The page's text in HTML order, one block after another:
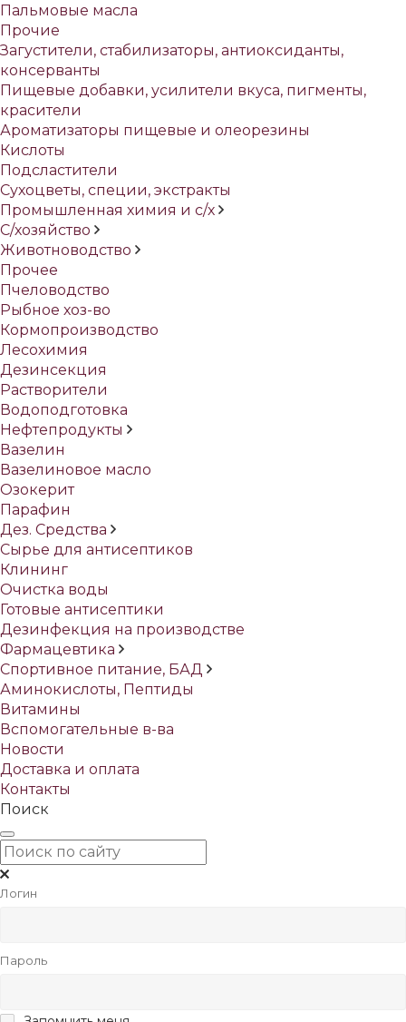
Пальмовые масла
Прочие
Загустители, стабилизаторы, антиоксиданты,
консерванты
Пищевые добавки, усилители вкуса, пигменты,
красители
Ароматизаторы пищевые и олеорезины
Кислоты
Подсластители
Сухоцветы, специи, экстракты
Промышленная химия и с/х
С/хозяйство
Животноводство
Прочее
Пчеловодство
Рыбное хоз-во
Кормопроизводство
Лесохимия
Дезинсекция
Растворители
Водоподготовка
Нефтепродукты
Вазелин
Вазелиновое масло
Озокерит
Парафин
Дез. Средства
Сырье для антисептиков
Клининг
Очистка воды
Готовые антисептики
Дезинфекция на производстве
Фармацевтика
Спортивное питание, БАД
Аминокислоты, Пептиды
Витамины
Вспомогательные в-ва
Новости
Доставка и оплата
Контакты
Поиск
Логин
Пароль